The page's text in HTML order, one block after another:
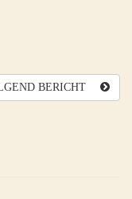
BERICHT